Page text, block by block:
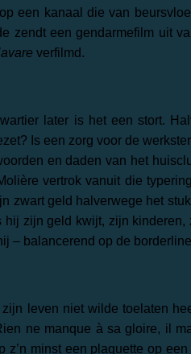
een kanaal die van
zendt een gendarmefilm uit
verfilmd.
later is het een stort.
Is een zorg voor de
en daden van het
vertrok vanuit die
zwart geld halverwege het
zijn geld kwijt, zijn
– balancerend op de
leven niet wilde toelaten
ne manque à sa gloire, il
minst een plaquette op